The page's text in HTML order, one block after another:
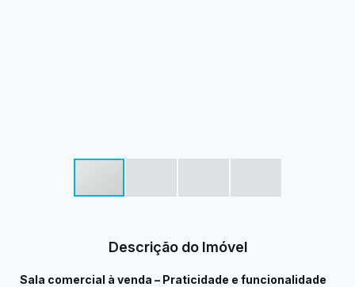
Descrição do Imóvel
Sala comercial à venda – Praticidade e funcionalidade